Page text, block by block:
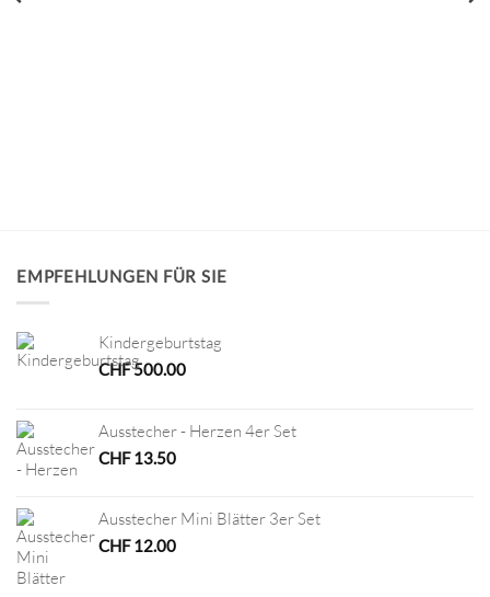
EMPFEHLUNGEN FÜR SIE
Kindergeburtstag
CHF500.00
Ausstecher - Herzen 4er Set
CHF13.50
Ausstecher Mini Blätter 3er Set
CHF12.00